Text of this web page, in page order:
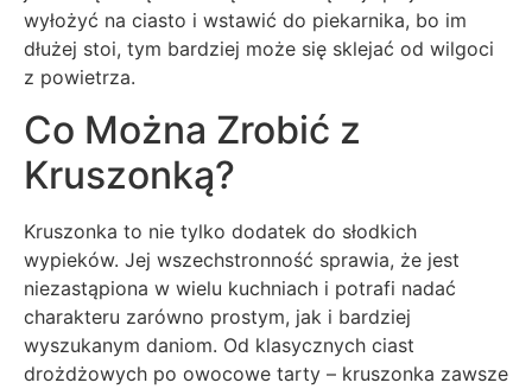
wyłożyć na ciasto i wstawić do piekarnika, bo im
dłużej stoi, tym bardziej może się sklejać od wilgoci
z powietrza.
Co Można Zrobić z
Kruszonką?
Kruszonka to nie tylko dodatek do słodkich
wypieków. Jej wszechstronność sprawia, że jest
niezastąpiona w wielu kuchniach i potrafi nadać
charakteru zarówno prostym, jak i bardziej
wyszukanym daniom. Od klasycznych ciast
drożdżowych po owocowe tarty – kruszonka zawsze